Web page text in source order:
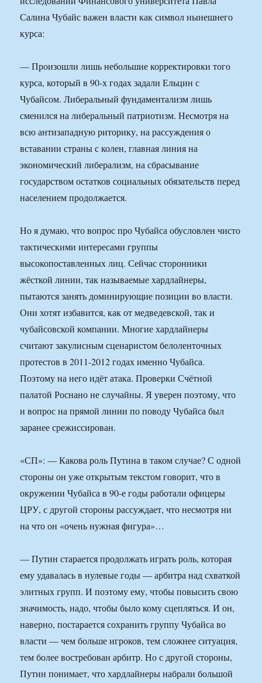
Салина Чубайс важен власти как символ нынешнего
курса:
— Произошли лишь небольшие корректировки того
курса, который в 90-х годах задали Ельцин с
Чубайсом. Либеральный фундаментализм лишь
сменился на либеральный патриотизм. Несмотря на
всю антизападную риторику, на рассуждения о
вставании страны с колен, главная линия на
экономический либерализм, на сбрасывание
государством остатков социальных обязательств перед
населением продолжается.
Но я думаю, что вопрос про Чубайса обусловлен чисто
тактическими интересами группы
высокопоставленных лиц. Сейчас сторонники
жёсткой линии, так называемые хардлайнеры,
пытаются занять доминирующие позиции во власти.
Они хотят избавится, как от медведевской, так и
чубайсовской компании. Многие хардлайнеры
считают закулисным сценаристом белоленточных
протестов в 2011-2012 годах именно Чубайса.
Поэтому на него идёт атака. Проверки Счётной
палатой Роснано не случайны. Я уверен поэтому, что
и вопрос на прямой линии по поводу Чубайса был
заранее срежиссирован.
«СП»: — Какова роль Путина в таком случае? С одной
стороны он уже открытым текстом говорит, что в
окружении Чубайса в 90-е годы работали офицеры
ЦРУ, с другой стороны рассуждает, что несмотря ни
на что он «очень нужная фигура»…
— Путин старается продолжать играть роль, которая
ему удавалась в нулевые годы — арбитра над схваткой
элитных групп. И поэтому ему, чтобы повысить свою
значимость, надо, чтобы было кому сцепляться. И он,
наверно, постарается сохранить группу Чубайса во
власти — чем больше игроков, тем сложнее ситуация,
тем более востребован арбитр. Но с другой стороны,
Путин понимает, что хардлайнеры набрали большой